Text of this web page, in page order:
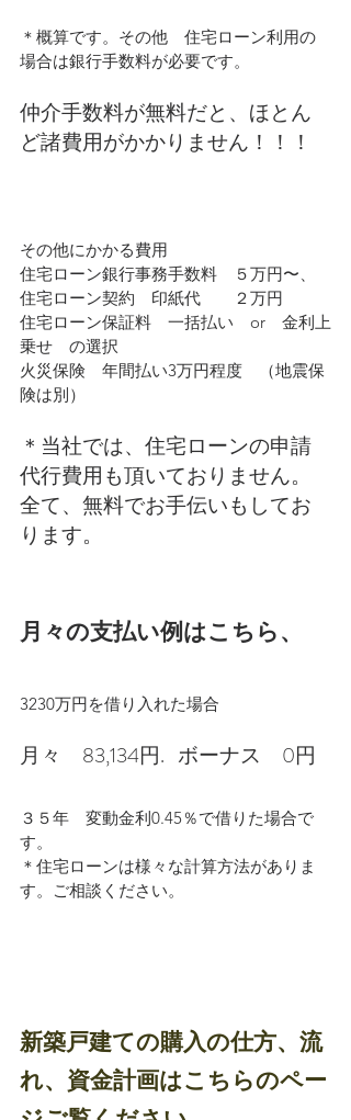
＊概算です。その他　住宅ローン利用の
場合は銀行手数料が必要です。
仲介手数料が無料だと、ほとん
ど諸費用がかかりません！！！
その他にかかる費用
住宅ローン銀行事務手数料　５万円〜、
住宅ローン契約　印紙代　　２万円
住宅ローン保証料　一括払い　or　金利上
乗せ　の選択
火災保険　年間払い3万円程度　（地震保
険は別）
＊当社では、住宅ローンの申請
代行費用も頂いておりません。
全て、無料でお手伝いもしてお
ります。
月々の支払い例はこちら、
3230万円を借り入れた場合
月々　83,134円.   ボーナス　0円
３５年　変動金利0.45％で借りた場合で
す。
＊住宅ローンは様々な計算方法がありま
す。ご相談ください。
新築戸建ての購入の仕方、流
れ、資金計画はこちらのペー